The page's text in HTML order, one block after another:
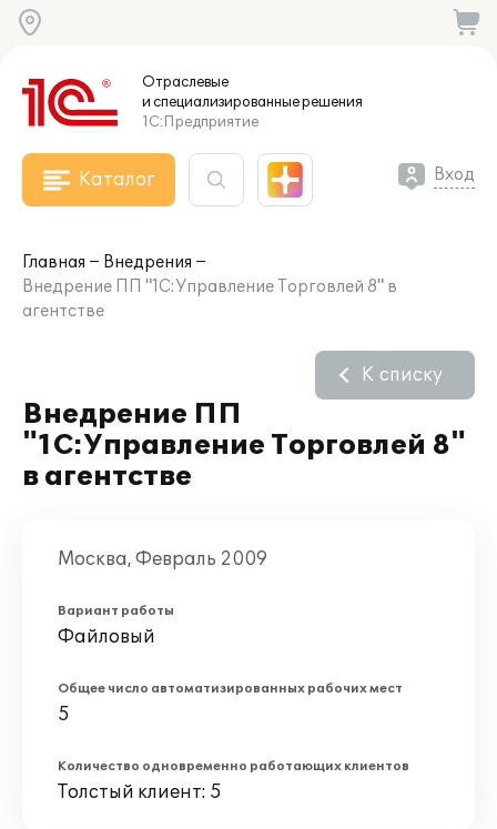
Отраслевые
и специализированныерешения
1С:Предприятие
Каталог Вход
Главная
Внедрения
Внедрение ПП "1С:Управление Торговлей 8" в
агентстве
Внедрение ПП
"1С:Управление Торговлей 8"
в агентстве
К списку
Москва, Февраль 2009
Вариант работы
Файловый
Общее число автоматизированных рабочих мест
5
Количество одновременно работающих клиентов
Толстый клиент: 5